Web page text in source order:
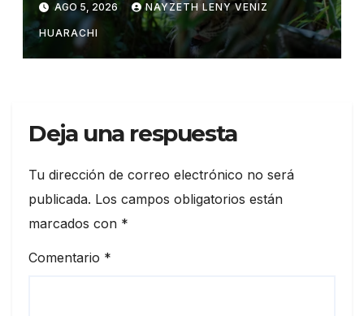
AGO 5, 2026 NAYZETH LENY VENIZ
HUARACHI
Deja una respuesta
Tu dirección de correo electrónico no será
publicada. Los campos obligatorios están
marcados con *
Comentario *